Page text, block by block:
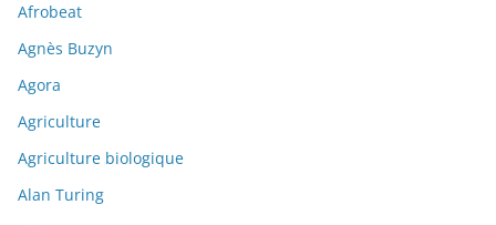
Afrobeat
Agnès Buzyn
Agora
Agriculture
Agriculture biologique
Alan Turing